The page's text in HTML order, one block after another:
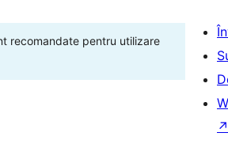
recomandate pentru utilizare
↗